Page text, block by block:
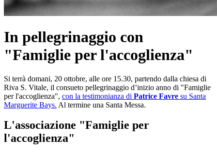
In pellegrinaggio con
"Famiglie per l'accoglienza"
Si terrà domani, 20 ottobre, alle ore 15.30, partendo dalla chiesa di
Riva S. Vitale, il consueto pellegrinaggio d’inizio anno di "Famiglie
per l'accoglienza", con la testimonianza di Patrice Favre su Santa
Marguerite Bays. Al termine una Santa Messa.
L'associazione "Famiglie per
l'accoglienza"